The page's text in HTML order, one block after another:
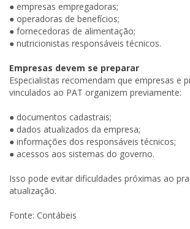
● empresas empregadoras;
● operadoras de benefícios;
● fornecedoras de alimentação;
● nutricionistas responsáveis técnicos.
Empresas devem se preparar
Especialistas recomendam que empresas e
vinculados ao PAT organizem previamente:
● documentos cadastrais;
● dados atualizados da empresa;
● informações dos responsáveis técnicos;
● acessos aos sistemas do governo.
Isso pode evitar dificuldades próximas ao
atualização.
Fonte: Contábeis